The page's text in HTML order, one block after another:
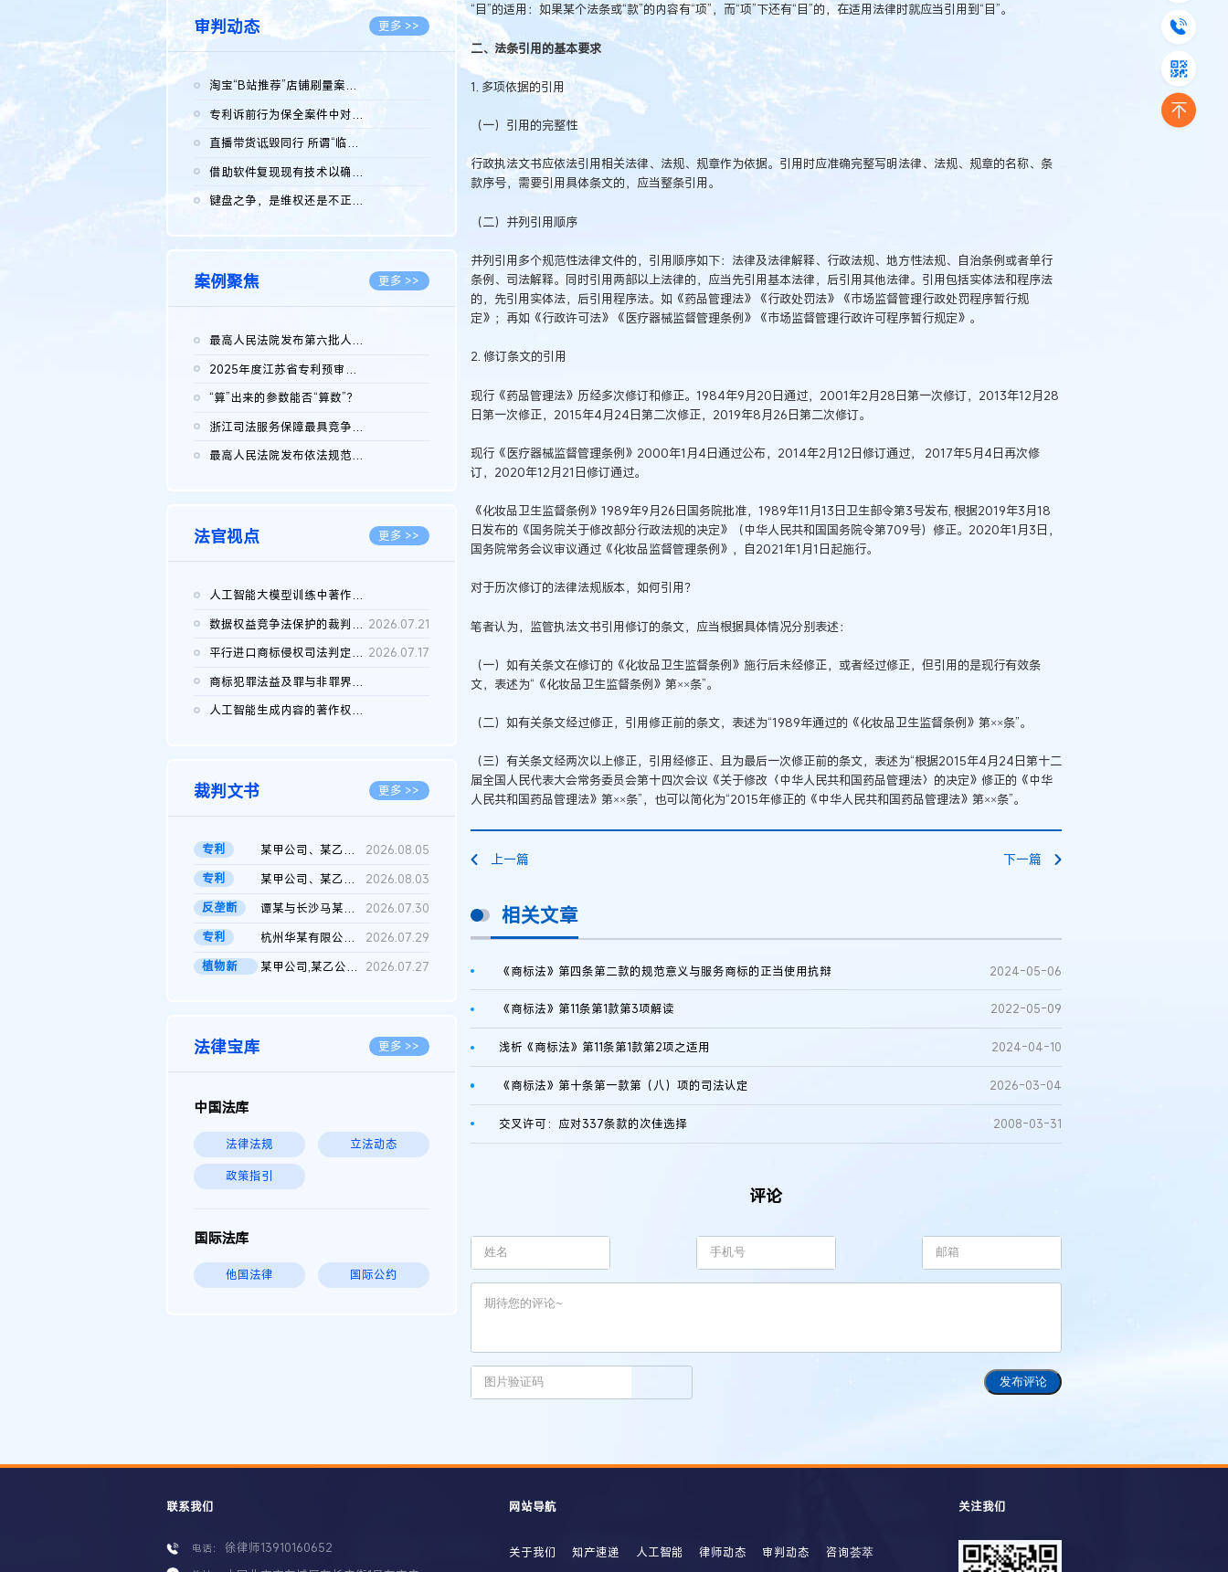
审判动态 更多 >>
淘宝“B站推荐”店铺刷量案维持原判，两被告连带赔偿150万元
专利诉前行为保全案件中对仿制药申请人曾作出三类声明的考量及违...
直播带货诋毁同行 所谓“临场发挥”不免责
借助软件复现现有技术以确认相关参数特征是否被公开
键盘之争，是维权还是不正当竞争？
案例聚焦 更多 >>
最高人民法院发布第六批人民法院种业知识产权司法保护典型案例 含...
2025年度江苏省专利预审典型案例
“算”出来的参数能否“算数”？
浙江司法服务保障最具竞争力营商环境建设典型案例（第二批）含侵...
最高人民法院发布依法规范平台经营、保护消费者合法权益典型案例...
法官视点 更多 >>
人工智能大模型训练中著作权的合理使用
2026.07.28
数据权益竞争法保护的裁判路径构建 2026.07.21
平行进口商标侵权司法判定规则的困境与纾解 2026.07.17
商标犯罪法益及罪与非罪界限研究
人工智能生成内容的著作权司法认定：演进逻辑、现实困境与规则建...
裁判文书 更多 >>
专利 某甲公司、某乙公司、某丙公司申请诉前行为保全复议裁定书
2026.08.05
专利
某甲公司、某乙公司、官某与某丙公司专利申请权权属纠纷 二审判决...
2026.08.03
反垄断
谭某与长沙马某堆农产品股份有限公司滥用市场支配地位纠纷二审裁...
2026.07.30
专利
杭州华某有限公司与菲某有限公司侵害发明专利权纠纷
2026.07.29
植物新
某甲公司,某乙公司,某门市部,某丙公司植物新品种临时保护期使用费... 2026.07.27
法律宝库 更多 >>
中国法库
法律法规 立法动态
政策指引
国际法库
他国法律 国际公约
“目”的适用：如果某个法条或“款”的内容有“项”，而“项”下还有“目”的，在适用法律时就应当引用到“目”。
二、法条引用的基本要求
1. 多项依据的引用
（一）引用的完整性
行政执法文书应依法引用相关法律、法规、规章作为依据。引用时应准确完整写明法律、法规、规章的名称、条
款序号，需要引用具体条文的，应当整条引用。
（二）并列引用顺序
并列引用多个规范性法律文件的，引用顺序如下：法律及法律解释、行政法规、地方性法规、自治条例或者单行
条例、司法解释。同时引用两部以上法律的，应当先引用基本法律，后引用其他法律。引用包括实体法和程序法
的，先引用实体法，后引用程序法。如《药品管理法》《行政处罚法》《市场监督管理行政处罚程序暂行规
定》；再如《行政许可法》《医疗器械监督管理条例》《市场监督管理行政许可程序暂行规定》。
2. 修订条文的引用
现行《药品管理法》历经多次修订和修正。1984年9月20日通过，2001年2月28日第一次修订，2013年12月28
日第一次修正，2015年4月24日第二次修正，2019年8月26日第二次修订。
现行《医疗器械监督管理条例》2000年1月4日通过公布，2014年2月12日修订通过， 2017年5月4日再次修
订，2020年12月21日修订通过。
《化妆品卫生监督条例》1989年9月26日国务院批准，1989年11月13日卫生部令第3号发布, 根据2019年3月18
日发布的《国务院关于修改部分行政法规的决定》（中华人民共和国国务院令第709号）修正。2020年1月3日，
国务院常务会议审议通过《化妆品监督管理条例》，自2021年1月1日起施行。
对于历次修订的法律法规版本，如何引用？
笔者认为，监管执法文书引用修订的条文，应当根据具体情况分别表述：
（一）如有关条文在修订的《化妆品卫生监督条例》施行后未经修正，或者经过修正，但引用的是现行有效条
文，表述为“《化妆品卫生监督条例》第××条”。
（二）如有关条文经过修正，引用修正前的条文，表述为“1989年通过的《化妆品卫生监督条例》第××条”。
（三）有关条文经两次以上修正，引用经修正、且为最后一次修正前的条文，表述为“根据2015年4月24日第十二
届全国人民代表大会常务委员会第十四次会议《关于修改〈中华人民共和国药品管理法〉的决定》修正的《中华
人民共和国药品管理法》第××条”，也可以简化为“2015年修正的《中华人民共和国药品管理法》第××条”。
上一篇 下一篇
相关文章
《商标法》第四条第二款的规范意义与服务商标的正当使用抗辩 2024-05-06
《商标法》第11条第1款第3项解读 2022-05-09
浅析《商标法》第11条第1款第2项之适用 2024-04-10
《商标法》第十条第一款第（八）项的司法认定 2026-03-04
交叉许可：应对337条款的次佳选择 2008-03-31
评论
发布评论
联系我们
电话： 徐律师13910160652
网站导航
关于我们 知产速递 人工智能 律师动态 审判动态
咨询荟萃
关注我们